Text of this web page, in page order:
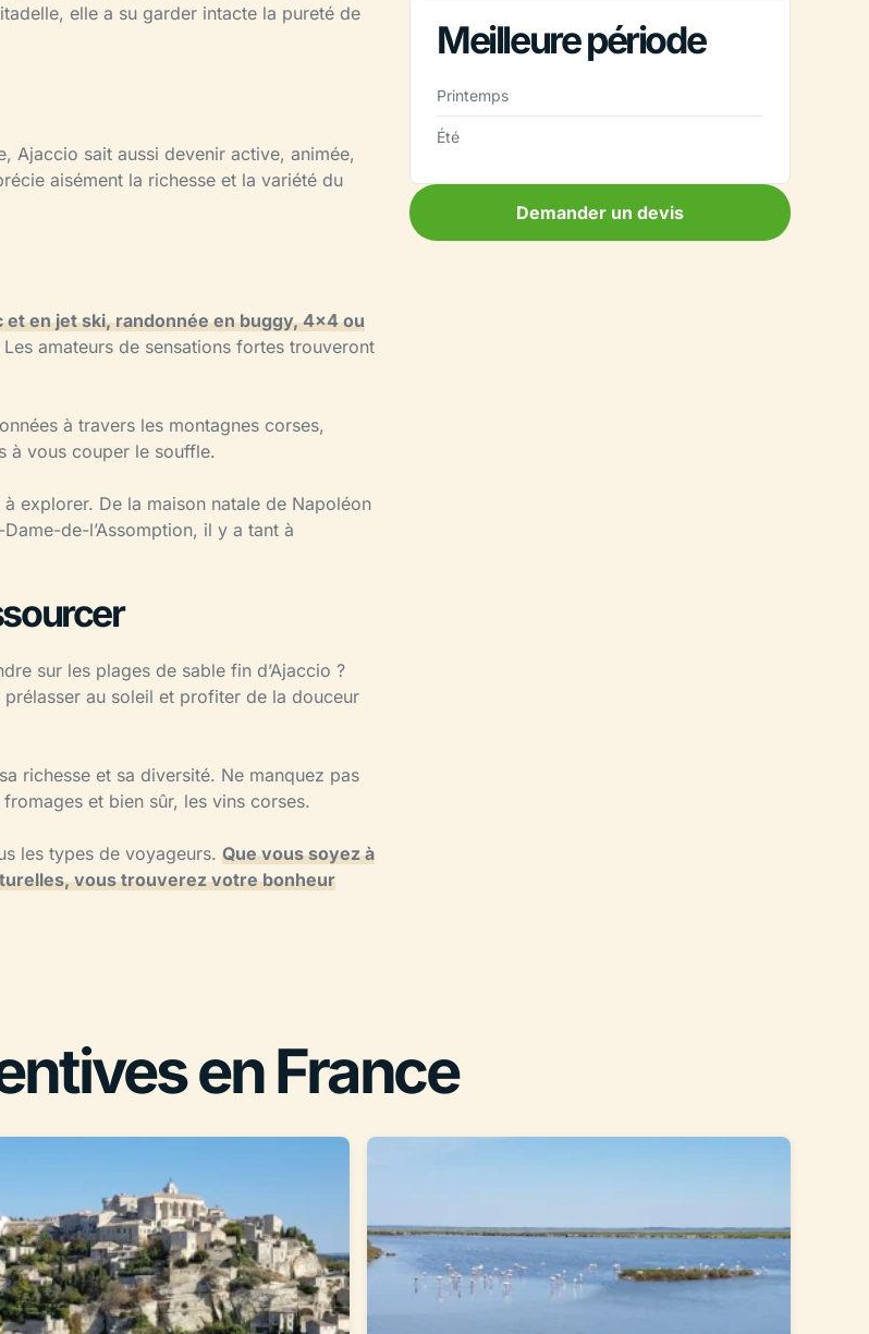
elle a su garder intacte la pureté de
Ajaccio sait aussi devenir active, animée,
aisément la richesse et la variété du
et en jet ski, randonnée en buggy, 4×4 ou
Les amateurs de sensations fortes trouveront
à travers les montagnes corses,
à vous couper le souffle.
explorer. De la maison natale de Napoléon
de-l’Assomption, il y a tant à
sur les plages de sable fin d’Ajaccio ?
au soleil et profiter de la douceur
richesse et sa diversité. Ne manquez pas
et bien sûr, les vins corses.
les types de voyageurs. Que vous soyez à
vous trouverez votre bonheur
Meilleure période
Printemps
Été
Demander un devis
en France